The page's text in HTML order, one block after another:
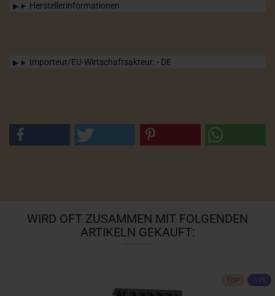
Herstellerinformationen
Importeur/EU-Wirtschaftsakteur: - DE
WIRD OFT ZUSAMMEN MIT FOLGENDEN
ARTIKELN GEKAUFT:
TOP -17%